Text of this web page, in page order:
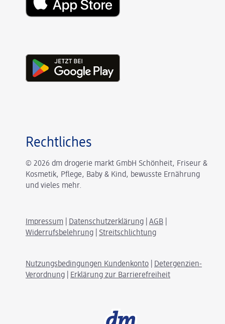
Rechtliches
© 2026 dm drogerie markt GmbH Schönheit, Friseur &
Kosmetik, Pflege, Baby & Kind, bewusste Ernährung
und vieles mehr.
Impressum Datenschutzerklärung AGB
Widerrufsbelehrung
Streitschlichtung
Nutzungsbedingungen Kundenkonto
Detergenzien-
Verordnung
Erklärung zur Barrierefreiheit